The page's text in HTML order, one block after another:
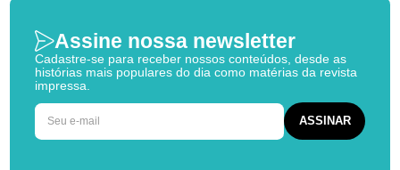
Assine nossa newsletter
Cadastre-se para receber nossos conteúdos, desde as
histórias mais populares do dia como matérias da revista
impressa.